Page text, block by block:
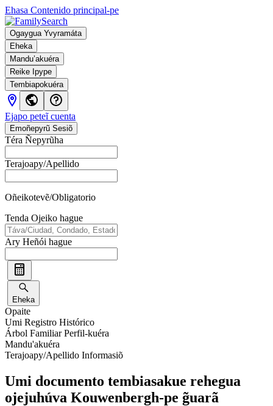
Ehasa Contenido principal-pe
Ogaygua Yvyramáta
Eheka
Mandu’akuéra
Reike Ipype
Tembiapokuéra
Ejapo peteĩ cuenta
Emoñepyrũ Sesiõ
Resultado-kuéra
Téra Ñepyrũha
Terajoapy/Apellido
Oñeikotevẽ/Obligatorio
Tenda Ojeiko hague
Ary Heñói hague
Eheka
Opaite
Umi Registro Histórico
Árbol Familiar Perfil-kuéra
Mandu'akuéra
Terajoapy/Apellido Informasiõ
Umi documento tembiasakue rehegua
ojejuhúva Kouwenbergh-pe g̃uarã